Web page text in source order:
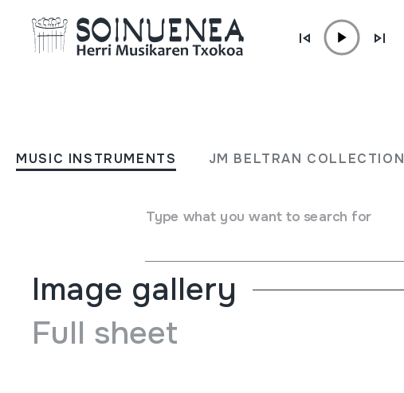
MUSIC INSTRUMENTS JM BELTRAN COLLECTION
Type what you want to search for
Invitación a la etnomusicología.
Ramón Pelinski;
Image gallery
Full sheet